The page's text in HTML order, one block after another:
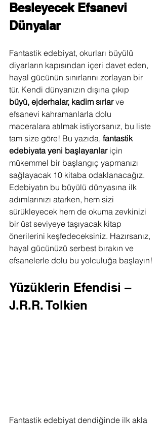
Besleyecek Efsanevi
Dünyalar
Fantastik edebiyat, okurları büyülü
diyarların kapısından içeri davet eden,
hayal gücünün sınırlarını zorlayan bir
tür. Kendi dünyanızın dışına çıkıp
büyü, ejderhalar, kadim sırlar ve
efsanevi kahramanlarla dolu
maceralara atılmak istiyorsanız, bu liste
tam size göre! Bu yazıda, fantastik
edebiyata yeni başlayanlar için
mükemmel bir başlangıç yapmanızı
sağlayacak 10 kitaba odaklanacağız.
Edebiyatın bu büyülü dünyasına ilk
adımlarınızı atarken, hem sizi
sürükleyecek hem de okuma zevkinizi
bir üst seviyeye taşıyacak kitap
önerilerini keşfedeceksiniz. Hazırsanız,
hayal gücünüzü serbest bırakın ve
efsanelerle dolu bu yolculuğa başlayın!
Yüzüklerin Efendisi –
J.R.R. Tolkien
Fantastik edebiyat dendiğinde ilk akla